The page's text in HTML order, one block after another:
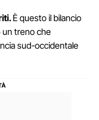
È questo il bilancio
un treno che
sud-occidentale